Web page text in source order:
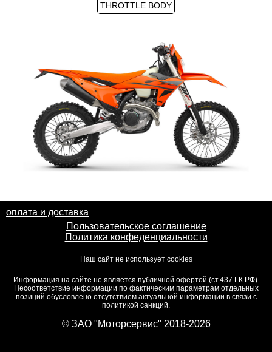
THROTTLE BODY
оплата и доставка
Пользовательское соглашение
Политика конфеденциальности
Наш сайт не использует cookies
Информация на сайте не является публичной офертой (ст.437 ГК РФ).
Несоответствие информации по фактическим параметрам отдельных
позиций обусловлено отсутствием актуальной информации в связи с
политикой санкций.
© ЗАО "Моторсервис" 2018-2026